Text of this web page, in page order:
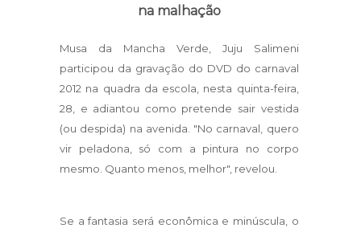
na malhação
Musa da Mancha Verde, Juju Salimeni
participou da gravação do DVD do carnaval
2012 na quadra da escola, nesta quinta-feira,
28, e adiantou como pretende sair vestida
(ou despida) na avenida. "No carnaval, quero
vir peladona, só com a pintura no corpo
mesmo. Quanto menos, melhor", revelou.
Se a fantasia será econômica e minúscula, o